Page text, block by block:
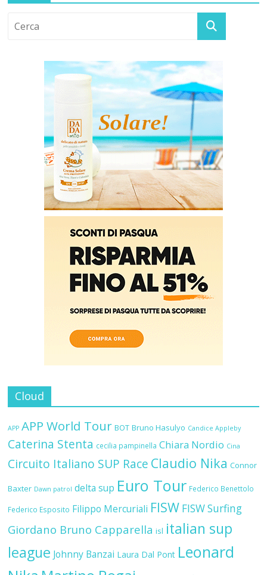
Cloud
APP APP World Tour BOT Bruno Hasulyo Candice Appleby
Caterina Stenta cecilia pampinella Chiara Nordio Cina
Circuito Italiano SUP Race Claudio Nika Connor
Baxter Dawn patrol delta sup Euro Tour Federico Benettolo
Federico Esposito Filippo Mercuriali FISW FISW Surfing
Giordano Bruno Capparella isl italian sup
league Johnny Banzai Laura Dal Pont Leonard